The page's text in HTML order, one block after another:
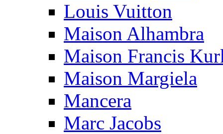
Louis Vuitton
Maison Alhambra
Maison Francis
Maison Margiela
Mancera
Marc Jacobs